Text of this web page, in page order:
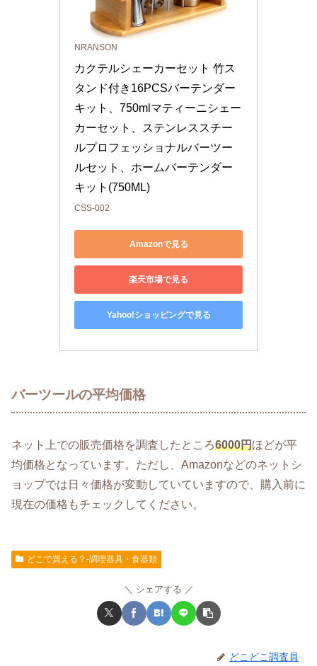
NRANSON
カクテルシェーカーセット 竹ス
タンド付き16PCSバーテンダー
キット、750mlマティーニシェー
カーセット、ステンレススチー
ルプロフェッショナルバーツー
ルセット、ホームバーテンダー
キット(750ML)
CSS-002
Amazonで見る
楽天市場で見る
Yahoo!ショッピングで見る
バーツールの平均価格
ネット上での販売価格を調査したところ6000円ほどが平
均価格となっています。ただし、Amazonなどのネットシ
ョップでは日々価格が変動していていますので、購入前に
現在の価格もチェックしてください。
どこで買える？-調理器具・食器類
シェアする
どこどこ調査員